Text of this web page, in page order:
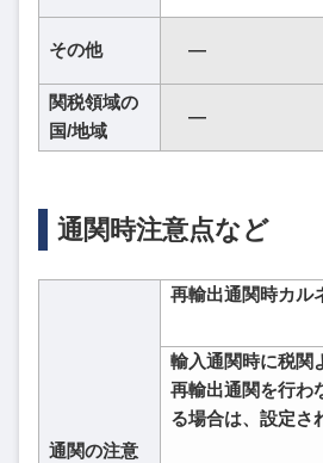
その他 ―
関税領域の
国/地域
―
通関時注意点など
通関の注意
再輸出通関時カル
輸入通関時に税関
再輸出通関を行わ
る場合は、設定さ